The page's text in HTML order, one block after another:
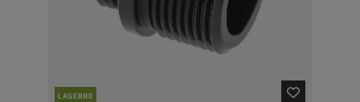
LAGERND